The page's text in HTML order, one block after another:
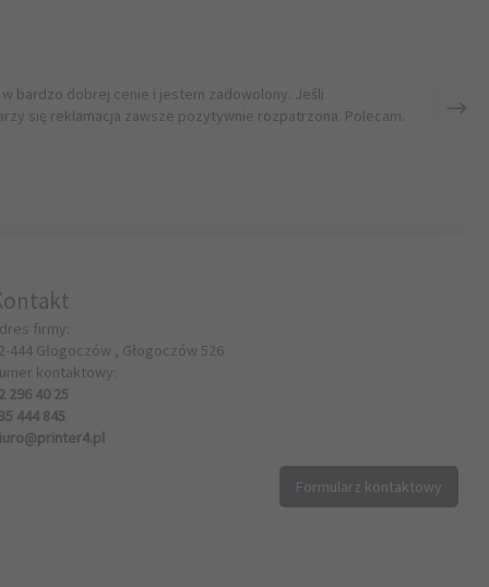
bardzo dobrej cenie i jestem zadowolony. Jeśli
się reklamacja zawsze pozytywnie rozpatrzona. Polecam.
firmy:
444 Głogoczów , Głogoczów 526
kontaktowy:
296 40 25
444 845
Formularz kontaktowy